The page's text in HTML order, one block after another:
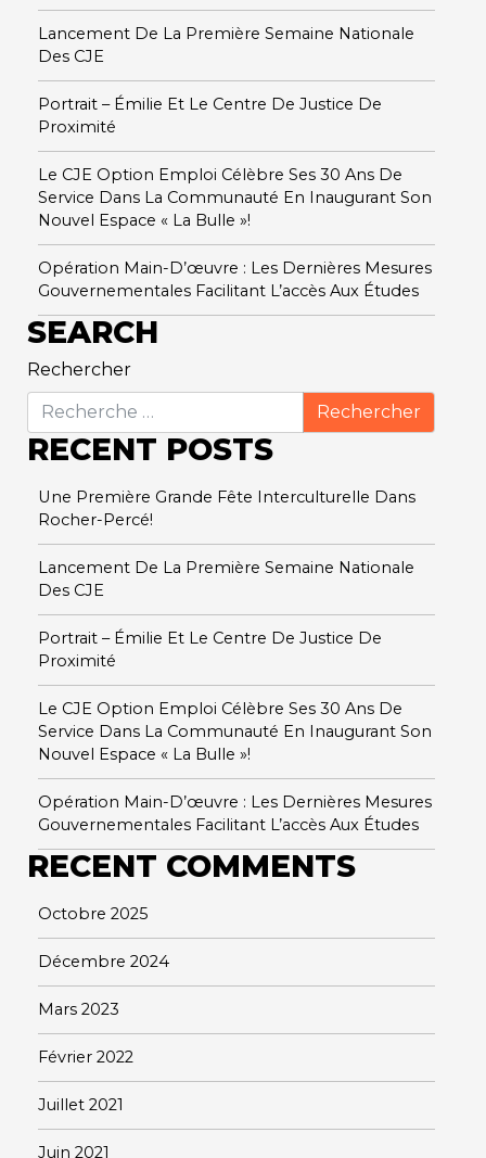
Lancement De La Première Semaine Nationale
Des CJE
Portrait – Émilie Et Le Centre De Justice De
Proximité
Le CJE Option Emploi Célèbre Ses 30 Ans De
Service Dans La Communauté En Inaugurant Son
Nouvel Espace « La Bulle »!
Opération Main-D’œuvre : Les Dernières Mesures
Gouvernementales Facilitant L’accès Aux Études
SEARCH
Rechercher
RECENT POSTS
Une Première Grande Fête Interculturelle Dans
Rocher-Percé!
Lancement De La Première Semaine Nationale
Des CJE
Portrait – Émilie Et Le Centre De Justice De
Proximité
Le CJE Option Emploi Célèbre Ses 30 Ans De
Service Dans La Communauté En Inaugurant Son
Nouvel Espace « La Bulle »!
Opération Main-D’œuvre : Les Dernières Mesures
Gouvernementales Facilitant L’accès Aux Études
RECENT COMMENTS
Octobre 2025
Décembre 2024
Mars 2023
Février 2022
Juillet 2021
Juin 2021